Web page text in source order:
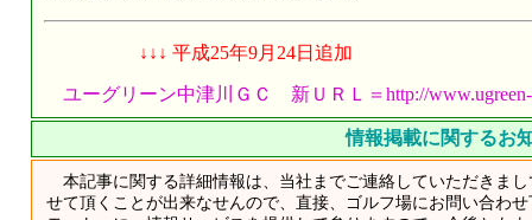
↓↓↓ 平成25年9月24日追加
ユーグリーン中津川ＧＣ 新ＵＲＬ＝http://www.ugreen-
情報掲載に関するお
本記事に関する詳細情報は、当社までご連絡していただきま
せて頂くことが出来なせんので、直接、ゴルフ場にお問い合わ